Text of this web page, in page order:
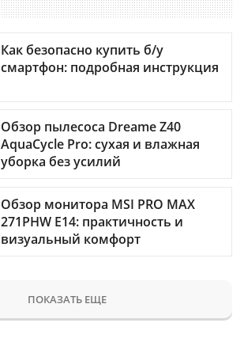
Как безопасно купить б/у
смартфон: подробная инструкция
Обзор пылесоса Dreame Z40
AquaCycle Pro: сухая и влажная
уборка без усилий
Обзор монитора MSI PRO MAX
271PHW E14: практичность и
визуальный комфорт
ПОКАЗАТЬ ЕЩЕ